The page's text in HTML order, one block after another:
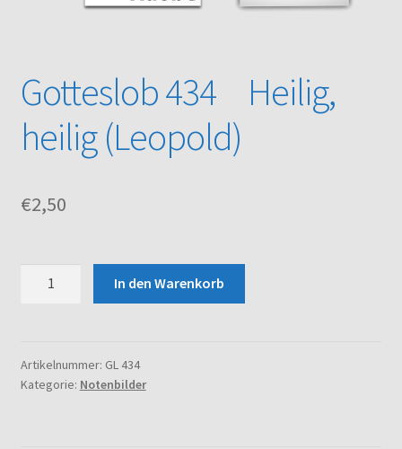
Kasse
Mein Konto
Versand und Zahlungsbedingungen
Gotteslob 434 Heilig,
heilig (Leopold)
€2,50
(Leopold)
Menge
In den Warenkorb
Artikelnummer: GL 434
Kategorie: Notenbilder